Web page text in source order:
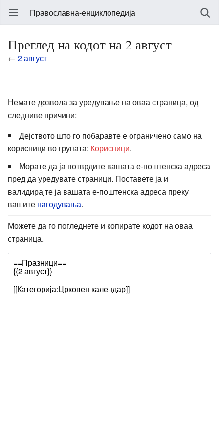
Православна-енциклопедија
Преглед на кодот на 2 август
← 2 август
Немате дозвола за уредување на оваа страница, од
следниве причини:
Дејството што го побаравте е ограничено само на
корисници во групата: Корисници.
Морате да ја потврдите вашата е-поштенска адреса
пред да уредувате страници. Поставете ја и
валидирајте ја вашата е-поштенска адреса преку
вашите нагодувања.
Можете да го погледнете и копирате кодот на оваа
страница.